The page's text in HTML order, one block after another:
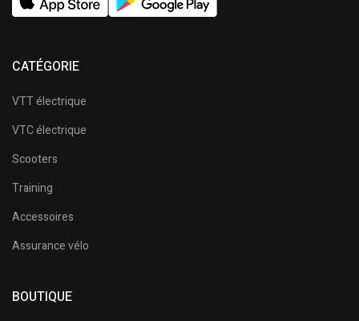
CATÉGORIE
VTT électrique
VTC électrique
Scooters
Training
Accessoires
Assurance vélo
BOUTIQUE